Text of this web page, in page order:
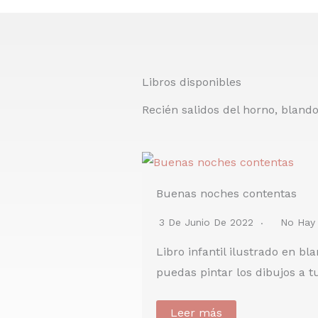
Libros disponibles
Recién salidos del horno,
Buenas noches contentas
3 De Junio De 2022 No
Libro infantil ilustrado en
puedas pintar los dibujos a
Leer más